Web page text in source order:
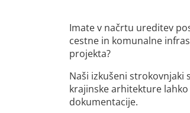
Imate v načrtu ureditev
cestne in komunalne
projekta?
Naši izkušeni
krajinske arhitekture
dokumentacije.